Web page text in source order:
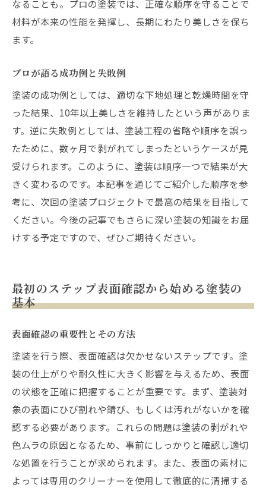
なることも。プロの塗装では、正確な順序を守ることで
材料が本来の性能を発揮し、長期にわたり美しさを保ち
ます。
プロが語る成功例と失敗例
塗装の成功例としては、適切な下地処理と乾燥時間を守
った結果、10年以上美しさを維持したという声がありま
す。逆に失敗例としては、塗装工程の省略や順序を誤っ
たために、数ヶ月で剥がれてしまったというケースが見
受けられます。このように、塗装は順序一つで結果が大
きく変わるのです。本記事を通じてご紹介した順序を参
考に、次回の塗装プロジェクトで最高の結果を目指して
ください。今後の記事でもさらに深い塗装の知識をお届
けする予定ですので、ぜひご期待ください。
最初のステップ表面確認から始める塗装の
基本
表面確認の重要性とその方法
塗装を行う際、表面確認は欠かせないステップです。塗
装の仕上がりや耐久性に大きく影響を与えるため、表面
の状態を正確に把握することが重要です。まず、塗装対
象の表面にひび割れや錆び、もしくは汚れがないかを確
認する必要があります。これらの問題は塗装の剥がれや
色ムラの原因となるため、事前にしっかりと確認し適切
な処置を行うことが求められます。また、表面の素材に
よっては専用のクリーナーを使用して徹底的に清掃する